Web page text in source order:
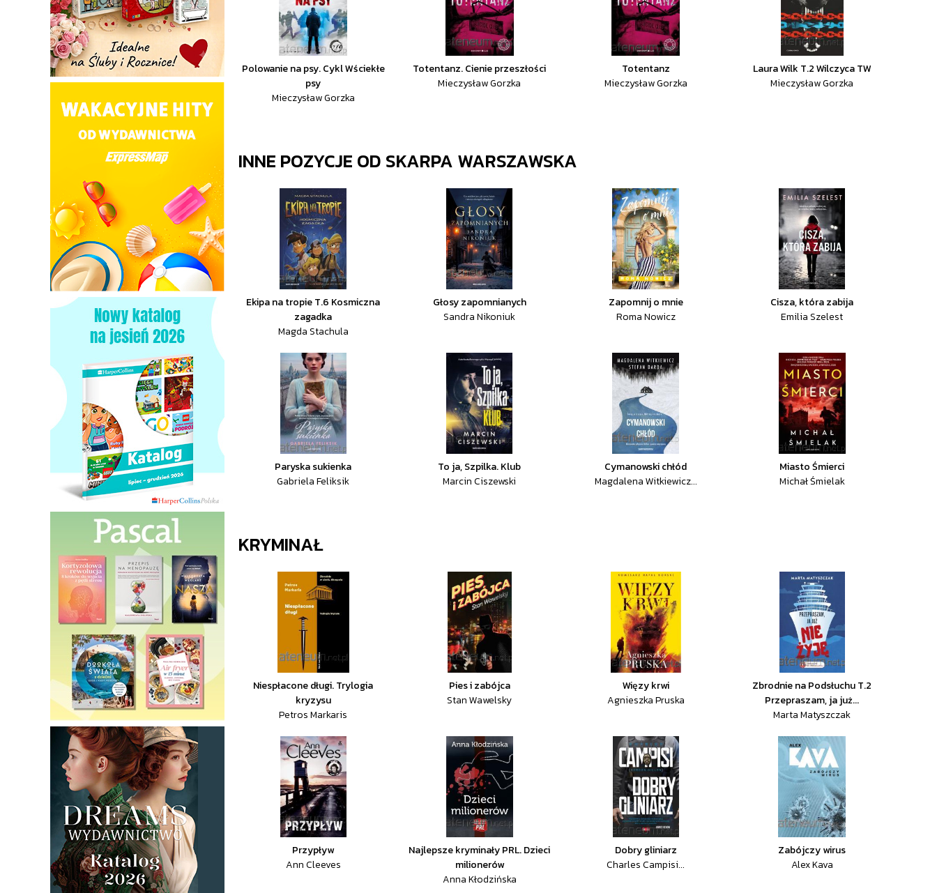
Polowanie na psy. Cykl Wściekłe
psy
Mieczysław Gorzka
Totentanz. Cienie przeszłości
Mieczysław Gorzka
Totentanz
Mieczysław Gorzka
Laura Wilk T.2 Wilczyca TW
Mieczysław Gorzka
INNE POZYCJE OD SKARPA WARSZAWSKA
Ekipa na tropie T.6 Kosmiczna
zagadka
Magda Stachula
Głosy zapomnianych
Sandra Nikoniuk
Zapomnij o mnie
Roma Nowicz
Cisza, która zabija
Emilia Szelest
Paryska sukienka
Gabriela Feliksik
To ja, Szpilka. Klub
Marcin Ciszewski
Cymanowski chłód
Magdalena Witkiewicz...
Miasto Śmierci
Michał Śmielak
KRYMINAŁ
Niespłacone długi. Trylogia
kryzysu
Petros Markaris
Pies i zabójca
Stan Wawelsky
Więzy krwi
Agnieszka Pruska
Zbrodnie na Podsłuchu T.2
Przepraszam, ja już...
Marta Matyszczak
Przypływ
Ann Cleeves
Najlepsze kryminały PRL. Dzieci
milionerów
Anna Kłodzińska
Dobry gliniarz
Charles Campisi...
Zabójczy wirus
Alex Kava